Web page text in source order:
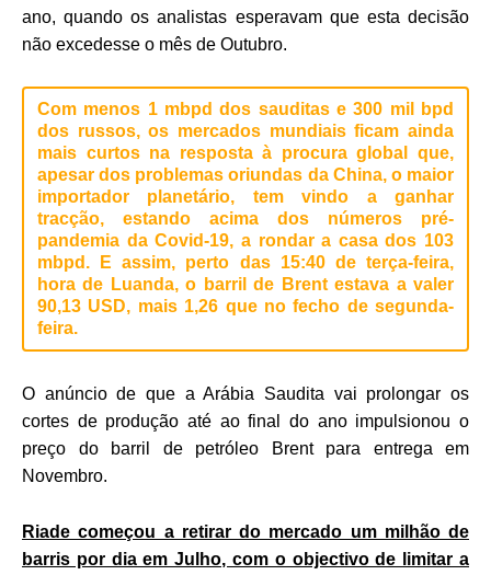
ano, quando os analistas esperavam que esta decisão
não excedesse o mês de Outubro.
Com menos 1 mbpd dos sauditas e 300 mil bpd
dos russos, os mercados mundiais ficam ainda
mais curtos na resposta à procura global que,
apesar dos problemas oriundas da China, o maior
importador planetário, tem vindo a ganhar
tracção, estando acima dos números pré-
pandemia da Covid-19, a rondar a casa dos 103
mbpd. E assim, perto das 15:40 de terça-feira,
hora de Luanda, o barril de Brent estava a valer
90,13 USD, mais 1,26 que no fecho de segunda-
feira.
O anúncio de que a Arábia Saudita vai prolongar os
cortes de produção até ao final do ano impulsionou o
preço do barril de petróleo Brent para entrega em
Novembro.
Riade começou a retirar do mercado um milhão de
barris por dia em Julho, com o objectivo de limitar a